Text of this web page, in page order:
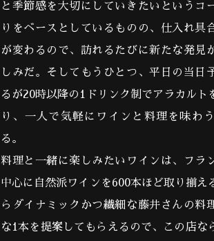
と季節感を大切にしていきたいというコ
りをベースとしているものの、仕入れ具
が変わるので、訪れるたびに新たな発見
しみだ。そしてもうひとつ、平日の当日
るが20時以降の1ドリンク制でアラカルト
り、一人で気軽にワインと料理を味わ
る。
料理と一緒に楽しみたいワインは、フラ
中心に自然派ワインを600本ほど取り揃え
らダイナミックかつ繊細な藤井さんの料
な1本を提案してもらえるので、この店な